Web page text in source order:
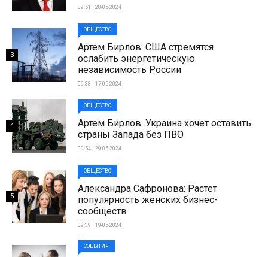
09:51 | 28-05-2024
ОБЩЕСТВО
Артем Бирлов: США стремятся
ослабить энергетическую
независимость России
09:33 | 17-05-2024
3
ОБЩЕСТВО
Артем Бирлов: Украина хочет оставить
страны Запада без ПВО
09:54 | 29-05-2024
4
ОБЩЕСТВО
Александра Сафронова: Растет
популярность женских бизнес-
сообществ
09:39 | 19-05-2024
5
СОБЫТИЯ